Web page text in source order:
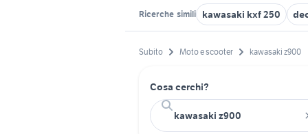
Ricerche simili kawasaki kxf 250
Subito Moto e scooter kawasaki z900
Cosa cerchi?